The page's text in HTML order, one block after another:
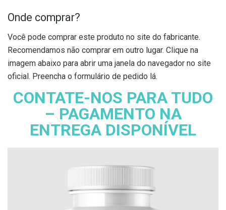
Onde comprar?
Você pode comprar este produto no site do fabricante.
Recomendamos não comprar em outro lugar. Clique na
imagem abaixo para abrir uma janela do navegador no site
oficial. Preencha o formulário de pedido lá.
CONTATE-NOS PARA TUDO
– PAGAMENTO NA
ENTREGA DISPONÍVEL